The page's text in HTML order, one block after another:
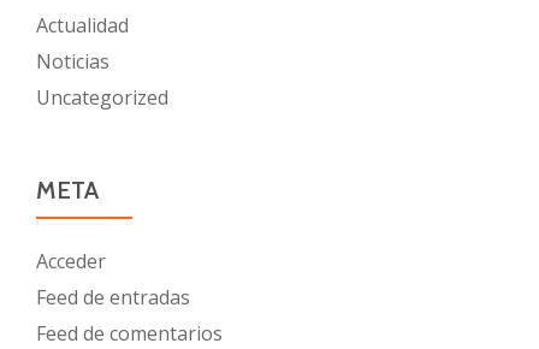
Actualidad
Noticias
Uncategorized
META
Acceder
Feed de entradas
Feed de comentarios